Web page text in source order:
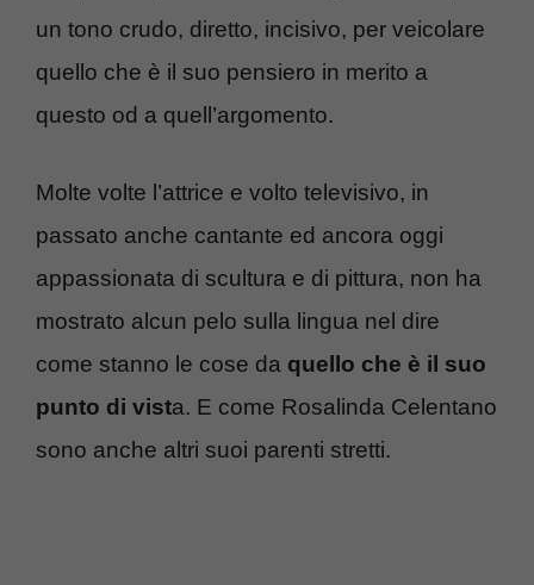
un tono crudo, diretto, incisivo, per veicolare
quello che è il suo pensiero in merito a
questo od a quell’argomento.
Molte volte l’attrice e volto televisivo, in
passato anche cantante ed ancora oggi
appassionata di scultura e di pittura, non ha
mostrato alcun pelo sulla lingua nel dire
come stanno le cose da quello che è il suo
punto di vista. E come Rosalinda Celentano
sono anche altri suoi parenti stretti.